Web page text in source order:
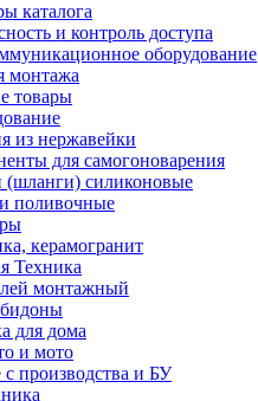
каталога
и контроль доступа
оборудование
монтажа
товары
из нержавейки
для самогоноварения
(шланги) силиконовые
поливочные
керамогранит
Техника
монтажный
для дома
и мото
с производства и БУ